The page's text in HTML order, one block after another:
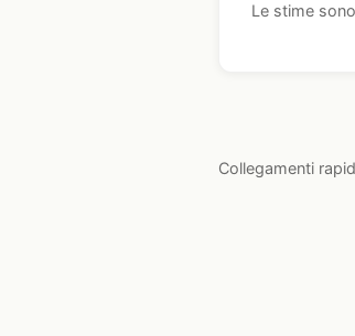
Le stime sono
Collegamenti